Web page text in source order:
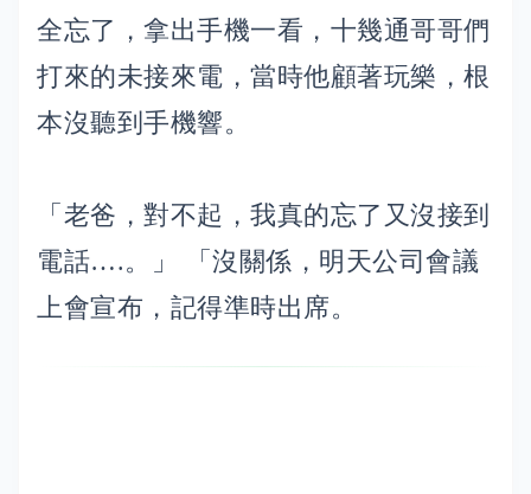
全忘了，拿出手機一看，十幾通哥哥們
打來的未接來電，當時他顧著玩樂，根
本沒聽到手機響。
「老爸，對不起，我真的忘了又沒接到
電話….。」 「沒關係，明天公司會議
上會宣布，記得準時出席。